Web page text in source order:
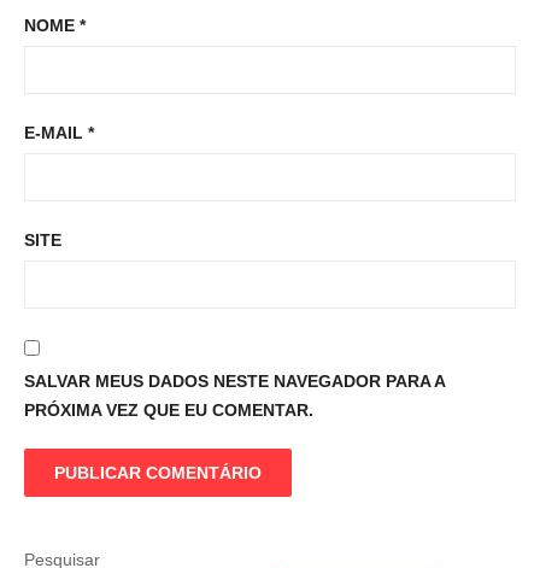
NOME *
E-MAIL *
SITE
SALVAR MEUS DADOS NESTE NAVEGADOR PARA A
PRÓXIMA VEZ QUE EU COMENTAR.
Pesquisar